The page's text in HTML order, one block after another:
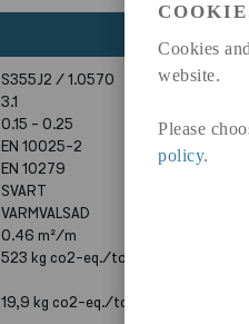
Cookies
website.
Please
policy.
S355J2 / 1.0570
3.1
0.15 - 0.25
EN 10025-2
EN 10279
SVART
VARMVALSAD
0.46m²/m
523kg co2-eq./ton
19,9kg co2-eq./ton